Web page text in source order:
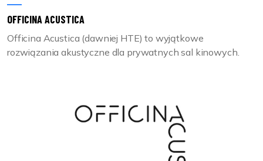
OFFICINA ACUSTICA
Officina Acustica (dawniej HTE) to wyjątkowe
rozwiązania akustyczne dla prywatnych sal kinowych.